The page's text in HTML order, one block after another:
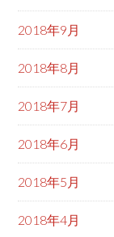
2018年9月
2018年8月
2018年7月
2018年6月
2018年5月
2018年4月